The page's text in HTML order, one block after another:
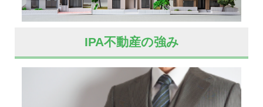
IPA不動産の強み